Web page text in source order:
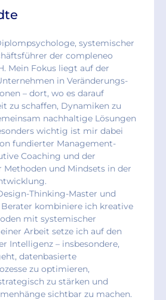
systemischer
der compleneo
Mein Fokus liegt auf der
in Veränderungs-
– dort, wo es darauf
zu schaffen, Dynamiken zu
nachhaltige Lösungen
wichtig ist mir dabei
fundierter Management-
Coaching und der
und Mindsets in der
Thinking-Master und
kombiniere ich kreative
mit systemischer
Arbeit setze ich auf den
Intelligenz – insbesondere,
datenbasierte
zu optimieren,
zu stärken und
sichtbar zu machen.